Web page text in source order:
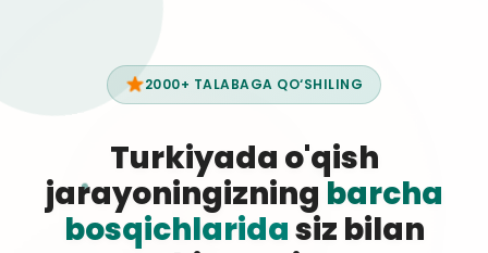
2000+ TALABAGA QO‘SHILING
Turkiyada o'qish
jarayoningizning barcha
bosqichlaridasiz bilan